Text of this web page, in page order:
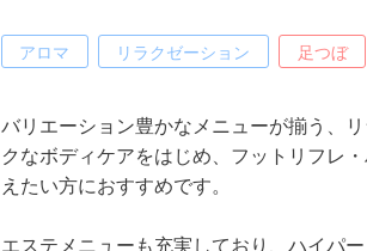
アロマ リラクゼーション 足つぼ
バリエーション豊かなメニューが揃う、
クなボディケアをはじめ、フットリフレ
えたい方におすすめです。
エステメニューも充実しており、ハイパ